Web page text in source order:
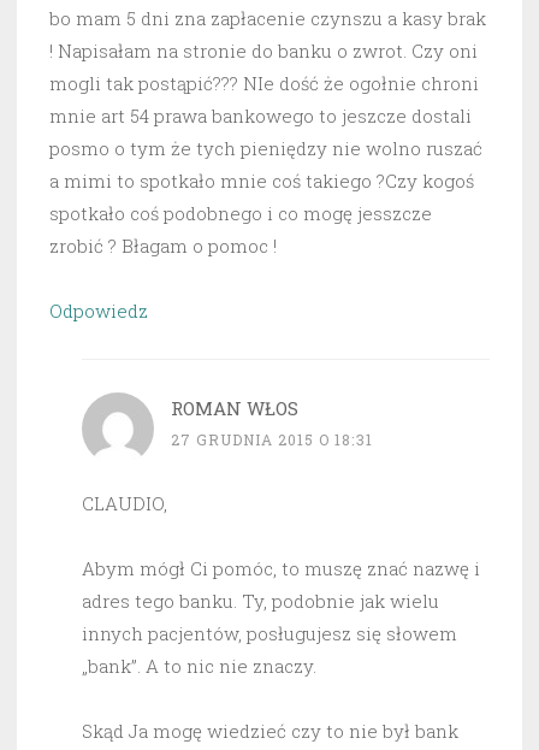
bo mam 5 dni zna zapłacenie czynszu a kasy brak
! Napisałam na stronie do banku o zwrot. Czy oni
mogli tak postąpić??? NIe dość że ogołnie chroni
mnie art 54 prawa bankowego to jeszcze dostali
posmo o tym że tych pieniędzy nie wolno ruszać
a mimi to spotkało mnie coś takiego ?Czy kogoś
spotkało coś podobnego i co mogę jesszcze
zrobić ? Błagam o pomoc !
Odpowiedz
ROMAN WŁOS
27 GRUDNIA 2015 O 18:31
CLAUDIO,
Abym mógł Ci pomóc, to muszę znać nazwę i
adres tego banku. Ty, podobnie jak wielu
innych pacjentów, posługujesz się słowem
„bank”. A to nic nie znaczy.
Skąd Ja mogę wiedzieć czy to nie był bank